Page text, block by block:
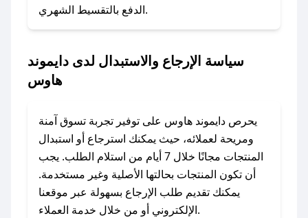
### ماذا أفعل إذا لم أجد كود خصم لمتجري
المفضل؟
مراسلتنا مباشرة وسنعمل على توفير الكوبونات في
أسرع وقت ممكن.
### كيف تحصل على كوبونات خصم حصرية من
دايموند هاوس؟
للحصول على كوبونات وخصومات حصرية، قم بما
يلي:
- اضغط على أيقونة متابعة لمتجر دايموند هاوس في
تطبيق صحصح.
الدفع بالتقسيط الشهري.
سياسة الإرجاع والاستبدال لدى دايموند
هاوس
يحرص دايموند هاوس على توفير تجربة تسوق آمنة
ومريحة لعملائه، حيث يمكنك استرجاع أو استبدال
المنتجات مجانًا خلال 7 أيام من استلام الطلب. يجب
أن تكون المنتجات بحالتها الأصلية وغير مستخدمة.
يمكنك تقديم طلب الإرجاع بسهولة عبر موقعنا
الإلكتروني أو من خلال خدمة العملاء.